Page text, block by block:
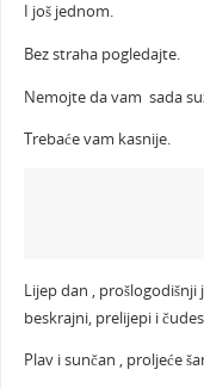
I još jednom.
Bez straha pogledajte.
Nemojte da vam sada
Trebaće vam kasnije.
Lijep dan , prošlogodišnji
beskrajni, prelijepi i
Plav i sunčan , proljeće